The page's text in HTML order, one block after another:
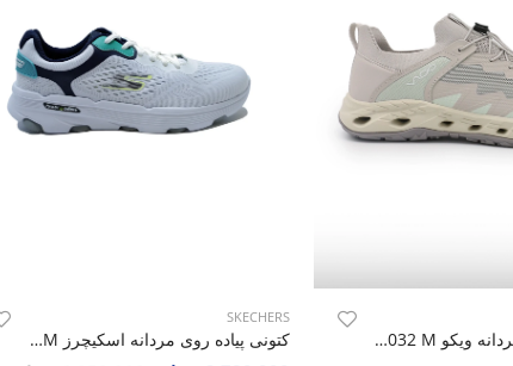
صندل پیاده روی مردانه ویکو Vico R1032 M
SKECHERS
کتونی پیاده روی مردانه اسکیچرز Skechers GO Run M